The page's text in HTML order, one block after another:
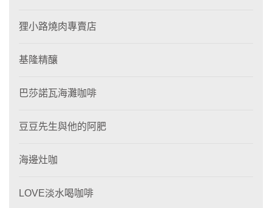
狸⼩路燒肉專賣店
基隆精釀
巴莎諾瓦海灘咖啡
豆豆先生與他的阿肥
海邊灶咖
LOVE淡水喝咖啡